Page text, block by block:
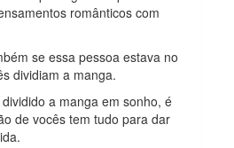
românticos com
se essa pessoa estava no
dividiam a manga.
a manga em sonho, é
de vocês tem tudo para dar